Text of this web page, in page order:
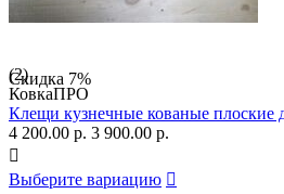
Скидка 7%
(2)
КовкаПРО
Клещи кузнечные кованые плоские
4 200.00 р. 3 900.00 р.

Выберите вариацию 